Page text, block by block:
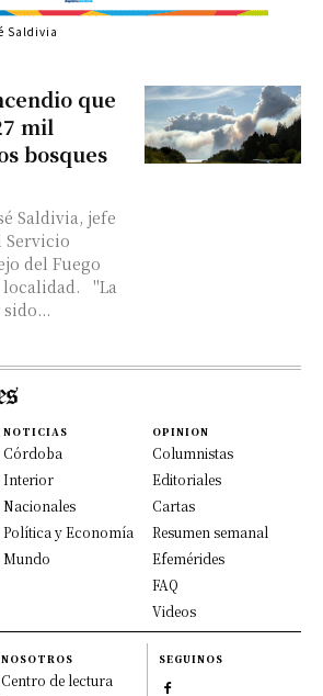
que
mil
bosques
Saldivia, jefe
Servicio
del Fuego
localidad. "La
Saldivia
NOTICIAS
Córdoba
Interior
Nacionales
Política y Economía
Mundo
OPINION
Columnistas
Editoriales
Cartas
Resumen semanal
Efemérides
FAQ
Videos
NOSOTROS
Centro de lectura
SEGUINOS